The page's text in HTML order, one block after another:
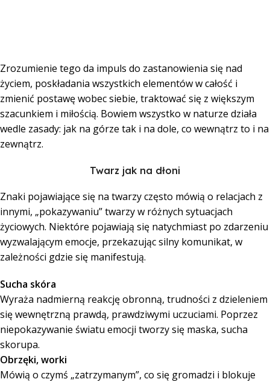
Zrozumienie tego da impuls do zastanowienia się nad
życiem, poskładania wszystkich elementów w całość i
zmienić postawę wobec siebie, traktować się z większym
szacunkiem i miłością. Bowiem wszystko w naturze działa
wedle zasady: jak na górze tak i na dole, co wewnątrz to i na
zewnątrz.
Twarz jak na dłoni
Znaki pojawiające się na twarzy często mówią o relacjach z
innymi, „pokazywaniu” twarzy w różnych sytuacjach
życiowych. Niektóre pojawiają się natychmiast po zdarzeniu
wyzwalającym emocje, przekazując silny komunikat, w
zależności gdzie się manifestują.
Sucha skóra
Wyraża nadmierną reakcję obronną, trudności z dzieleniem
się wewnętrzną prawdą, prawdziwymi uczuciami. Poprzez
niepokazywanie światu emocji tworzy się maska, sucha
skorupa.
Obrzęki, worki
Mówią o czymś „zatrzymanym”, co się gromadzi i blokuje